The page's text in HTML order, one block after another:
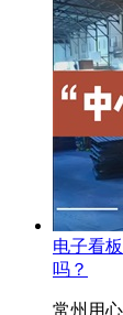
电子看
吗？
常州用